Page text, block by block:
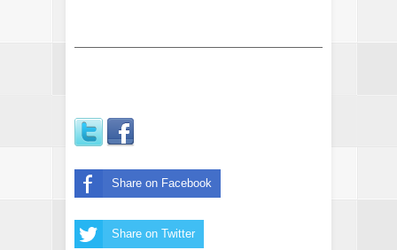
Share on Facebook
Share on Twitter